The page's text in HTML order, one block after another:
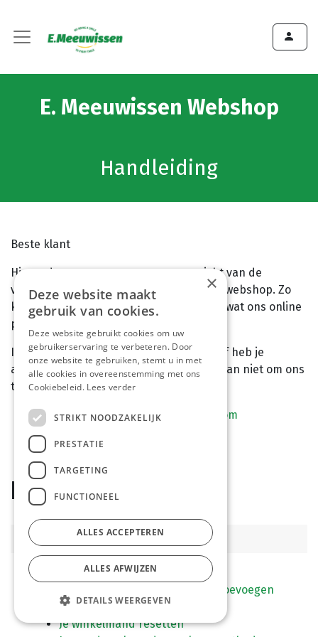
E. Meeuwissen Webshop
Handleiding
Beste klant
Hieronder geven we graag een overzicht van de
verschillende functionaliteiten van onze webshop. Zo
kan je optimaal gebruik maken van alles wat ons online
platform te bieden heeft.
Is er iets onduidelijk, werkt er iets niet, of heb je
algemene ondersteuning nodig? Aarzel dan niet om ons
te contacteren:
Via mail:info@horecameeuwissen.com
Telefonisch:
Inhoudsopgave
Bestellen
Je winkelmand
Producten aan je winkelmand toevoegen
Winkelmand overnemen
Je winkelmand resetten
×
Deze website maakt
gebruik van cookies.
Deze website gebruikt cookies om uw
gebruikerservaring te verbeteren. Door
onze website te gebruiken, stemt u in met
alle cookies in overeenstemming met ons
Cookiebeleid. Lees verder
STRIKT NOODZAKELIJK
PRESTATIE
TARGETING
FUNCTIONEEL
ALLES ACCEPTEREN
ALLES AFWIJZEN
DETAILS WEERGEVEN